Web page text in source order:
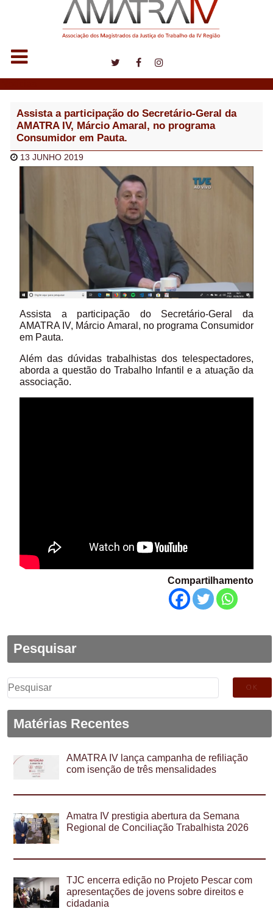
Assista a participação do Secretário-Geral da
AMATRA IV, Márcio Amaral, no programa
Consumidor em Pauta.
13 JUNHO 2019
Assista a participação do Secretário-Geral da
AMATRA IV, Márcio Amaral, no programa Consumidor
em Pauta.
Além das dúvidas trabalhistas dos telespectadores,
aborda a questão do Trabalho Infantil e a atuação da
associação.
Compartilhamento
Pesquisar
Pesquisar
por:
Matérias Recentes
AMATRA IV lança campanha de refiliação
com isenção de três mensalidades
Amatra IV prestigia abertura da Semana
Regional de Conciliação Trabalhista 2026
TJC encerra edição no Projeto Pescar com
apresentações de jovens sobre direitos e
cidadania